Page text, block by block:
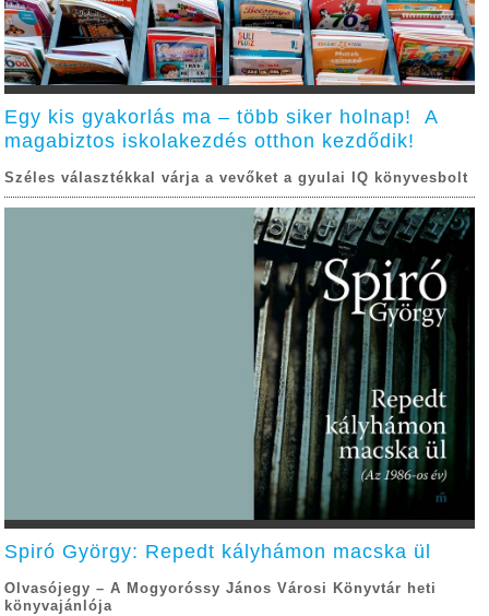
Egy kis gyakorlás ma – több siker holnap! A
magabiztos iskolakezdés otthon kezdődik!
Széles választékkal várja a vevőket a gyulai IQ könyvesbolt
Spiró György: Repedt kályhámon macska ül
Olvasójegy – A Mogyoróssy János Városi Könyvtár heti
könyvajánlója